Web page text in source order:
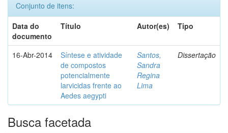
Conjunto de itens:
Data do
documento
Título Autor(es) Tipo
16-Abr-2014
Síntese e atividade
de compostos
potencialmente
larvicidas frente ao
Aedes aegypti
Santos,
Sandra
Regina
Lima
Dissertação
Busca facetada